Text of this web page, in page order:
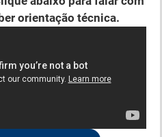
orientação técnica.